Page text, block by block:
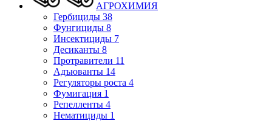
АГРОХИМИЯ
Гербициды 38
Фунгициды 8
Инсектициды 7
Десиканты 8
Протравители 11
Адъюванты 14
Регуляторы роста 4
Фумигация 1
Репелленты 4
Нематициды 1